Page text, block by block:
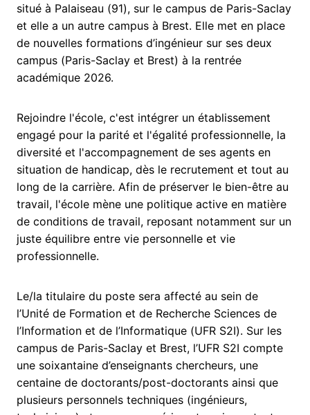
situé à Palaiseau (91), sur le campus de Paris-Saclay
et elle a un autre campus à Brest. Elle met en place
de nouvelles formations d’ingénieur sur ses deux
campus (Paris-Saclay et Brest) à la rentrée
académique 2026.
Rejoindre l'école, c'est intégrer un établissement
engagé pour la parité et l'égalité professionnelle, la
diversité et l'accompagnement de ses agents en
situation de handicap, dès le recrutement et tout au
long de la carrière. Afin de préserver le bien-être au
travail, l'école mène une politique active en matière
de conditions de travail, reposant notamment sur un
juste équilibre entre vie personnelle et vie
professionnelle.
Le/la titulaire du poste sera affecté au sein de
l’Unité de Formation et de Recherche Sciences de
l’Information et de l’Informatique (UFR S2I). Sur les
campus de Paris-Saclay et Brest, l’UFR S2I compte
une soixantaine d’enseignants chercheurs, une
centaine de doctorants/post-doctorants ainsi que
plusieurs personnels techniques (ingénieurs,